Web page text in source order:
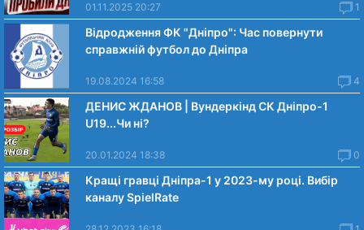
01.11.2025 20:27 1
Відродження ФК "Дніпро": Час повернути
справжній футбол до Дніпра
19.08.2024 16:58 4
ДЕНИС ЖДАНОВ | Вундеркінд СК Дніпро-1
U19...Чи нi?
20.01.2024 18:38 0
Кращі гравці Дніпра-1 у 2023-му році. Вибiр
каналу SpielRate